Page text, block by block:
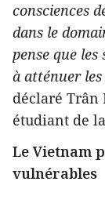
consciences
dans le
pense que
à atténuer les
déclaré Trân
étudiant de
Le Vietnam
vulnérables